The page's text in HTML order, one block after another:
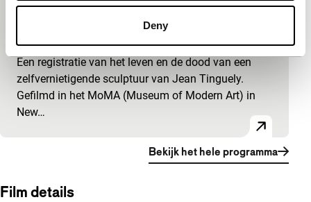
Deny
Homage to Jean Tinguely’s ‘Homage to
Film Maker in Focus: Robert Breer
Een registratie van het leven en de dood van een
zelfvernietigende sculptuur van Jean Tinguely.
Gefilmd in het MoMA (Museum of Modern Art) in
New…
Bekijk het hele programma
Film details